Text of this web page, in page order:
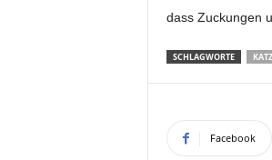
dass Zuckungen
SCHLAGWORTE
Facebook